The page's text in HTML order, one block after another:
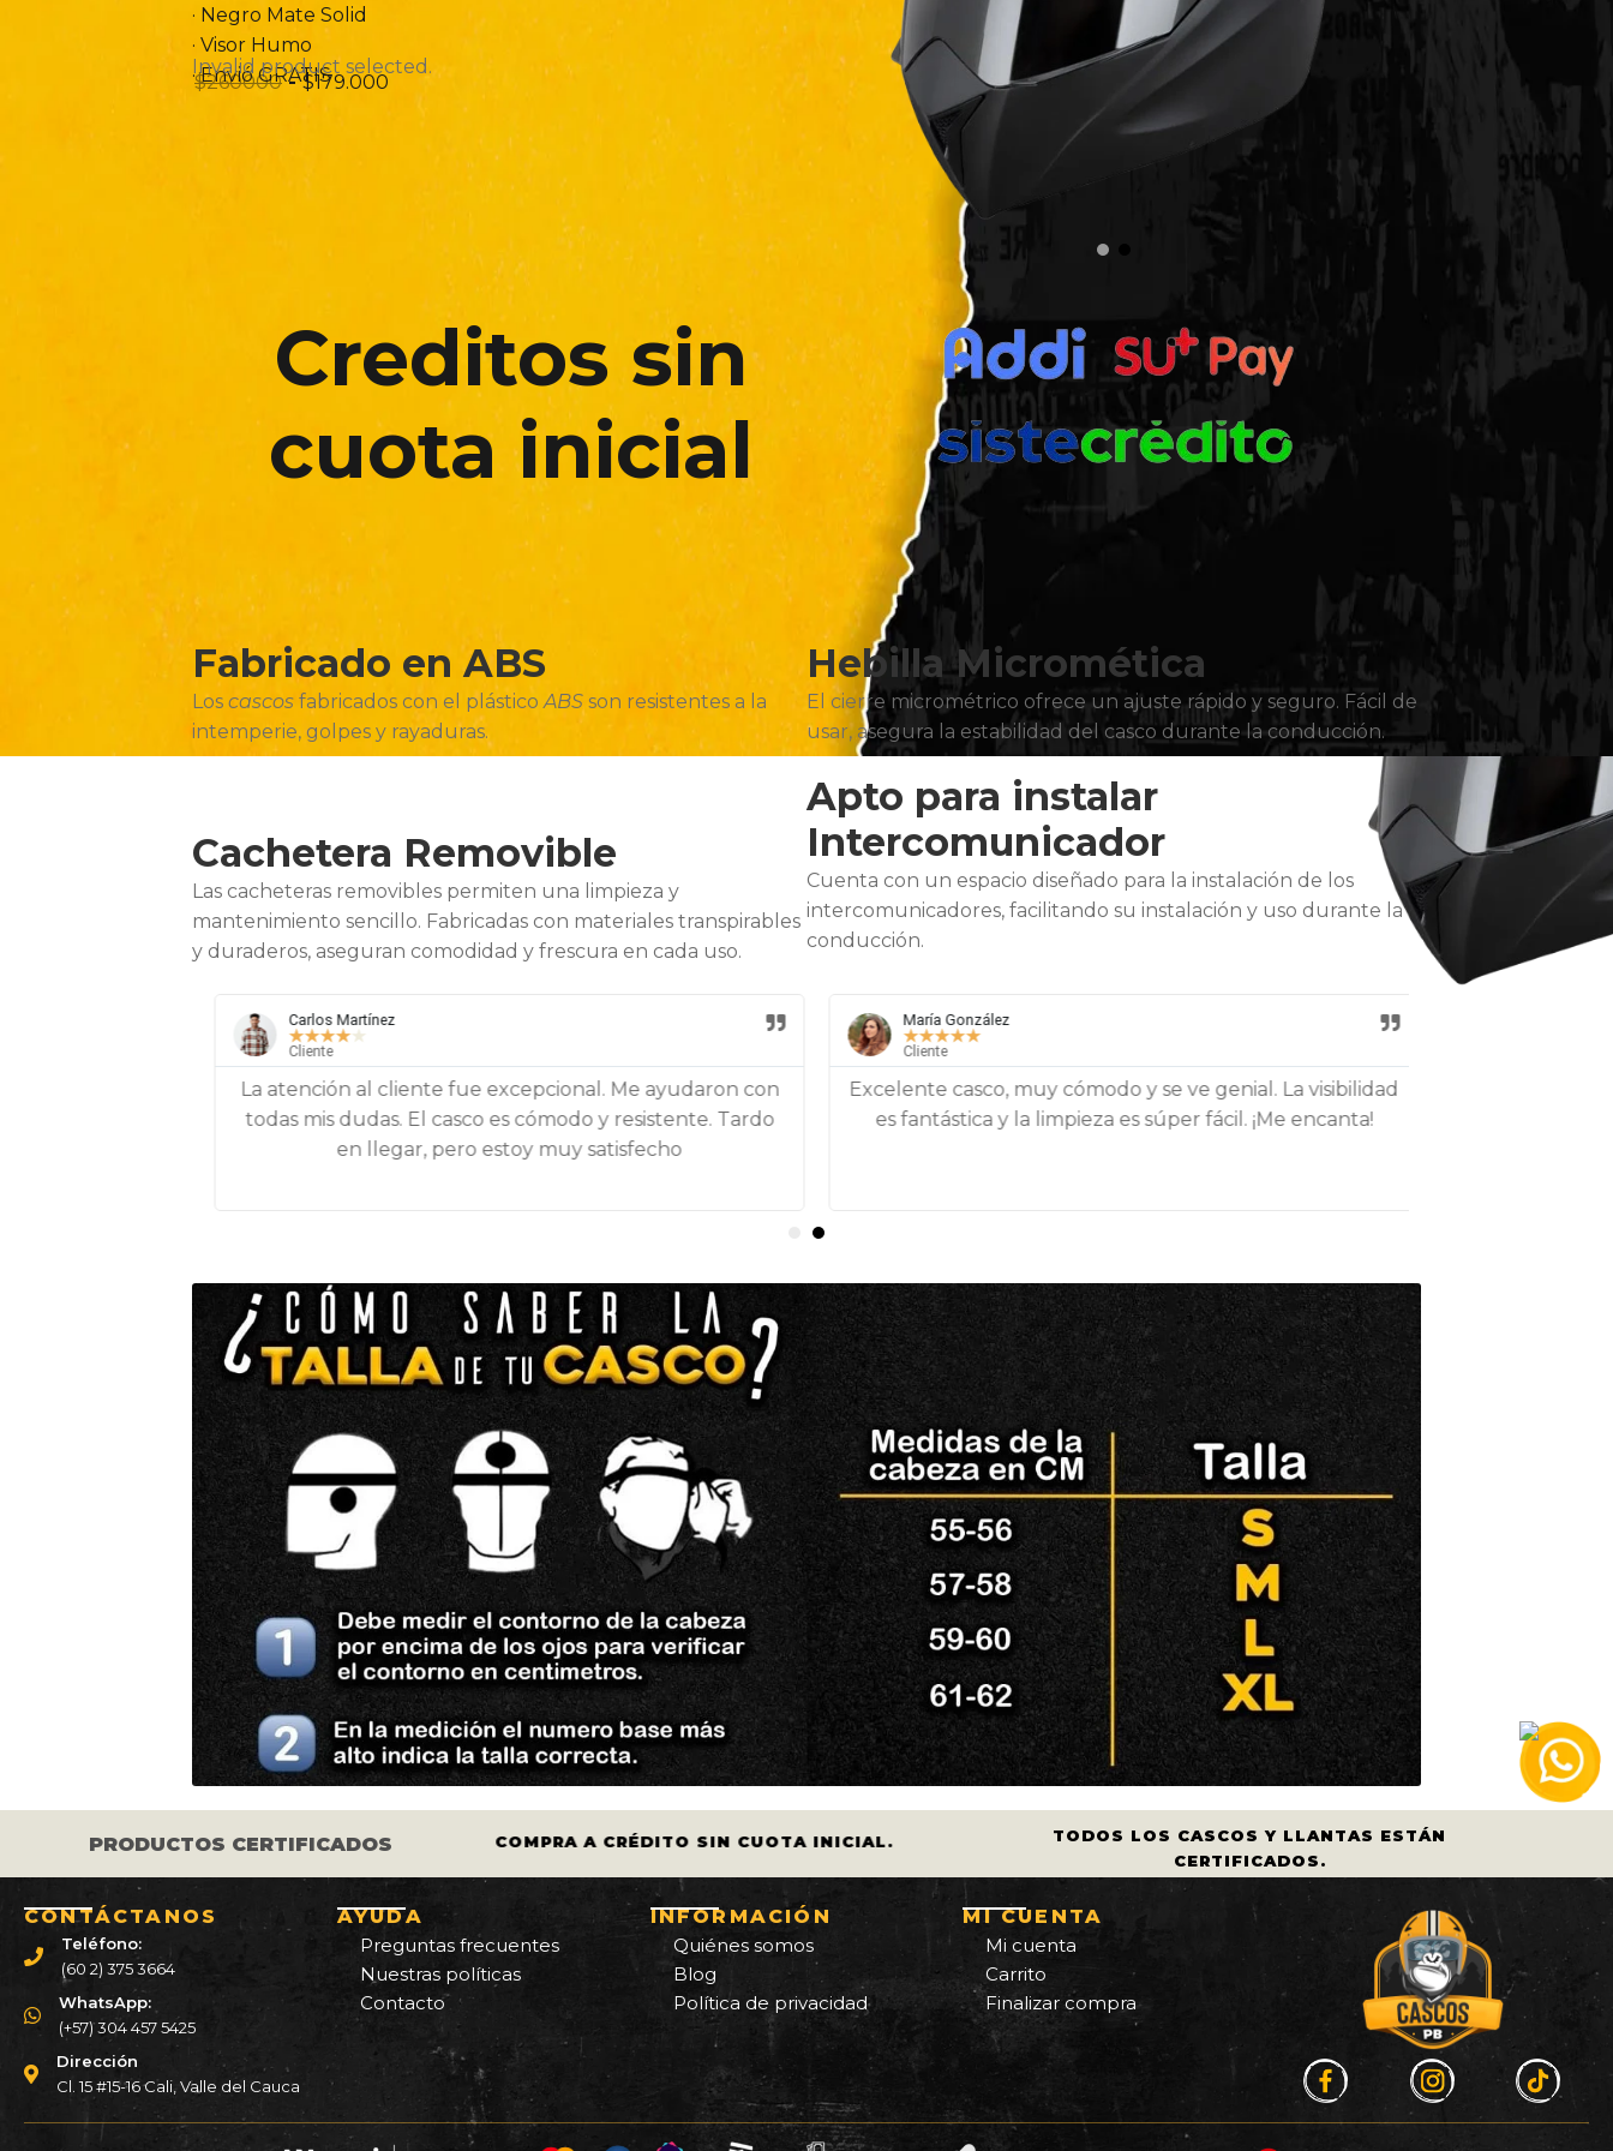
· Negro Mate Solid
· Visor Humo
· Envió GRATIS
$260000- $179.000
Invalid product selected.
Creditos sin
cuota inicial
Fabricado en ABS
Loscascos fabricados con el plásticoABS son resistentes a la
intemperie, golpes y rayaduras.
Cachetera Removible
Las cacheteras removibles permiten una limpieza y
mantenimiento sencillo. Fabricadas con materiales transpirables
y duraderos, aseguran comodidad y frescura en cada uso.
Hebilla Micromética
El cierre micrométrico ofrece un ajuste rápido y seguro. Fácil de
usar, asegura la estabilidad del casco durante la conducción.
Apto para instalar
Intercomunicador
Cuenta con un espacio diseñado para la instalación de los
intercomunicadores, facilitando su instalación y uso durante la
conducción.
Carlos Martínez
★★★★★
Cliente
La atención al cliente fue excepcional. Me ayudaron con
todas mis dudas. El casco es cómodo y resistente. Tardo
en llegar, pero estoy muy satisfecho
María González
★★★★★
Cliente
Excelente casco, muy cómodo y se ve genial. La visibilidad
es fantástica y la limpieza es súper fácil. ¡Me encanta!
PRODUCTOS CERTIFICADOS
LOS CASCOS Y LLANTAS ESTÁN
COMPRA A CRÉDITO SIN CUOTA INICIAL.
TODOS LOS CASCOS Y LLANTAS ESTÁN
CERTIFICADOS.
CONTÁCTANOS
Teléfono:
(60 2) 375 3664
WhatsApp:
(+57) 304 457 5425
Dirección
Cl. 15 #15-16 Cali, Valle del Cauca
AYUDA
Preguntas frecuentes
Nuestras políticas
Contacto
INFORMACIÓN
Quiénes somos
Blog
Política de privacidad
MI CUENTA
Mi cuenta
Carrito
Finalizar compra